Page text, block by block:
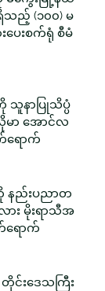
သည့် (၁၀၀) မ
းပေးစက်ရုံ စီမံ
သူနာပြုသိပ္ပံ
မာ အောင်လ
ရောက်
နည်းပညာတ
ား မိုးရာသီအ
ရောက်
င်းဒေသကြီး